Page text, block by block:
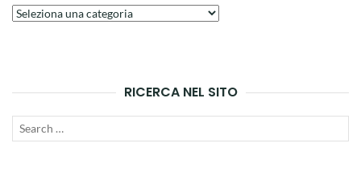
Argomenti
RICERCA NEL SITO
Search